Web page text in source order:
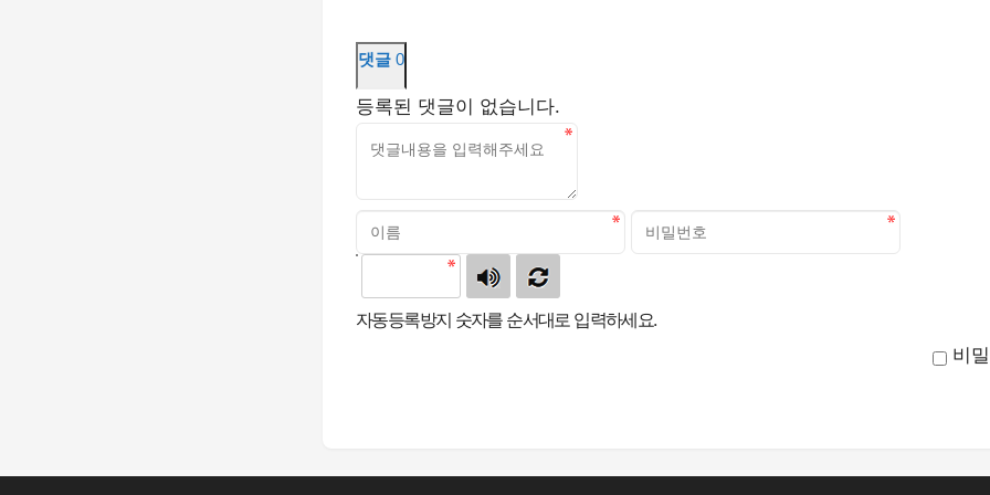
댓글 0
등록된 댓글이 없습니다.
자동등록방지 숫자를 순서대로 입력하세요.
비